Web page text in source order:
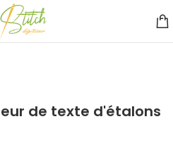
de texte d'étalons